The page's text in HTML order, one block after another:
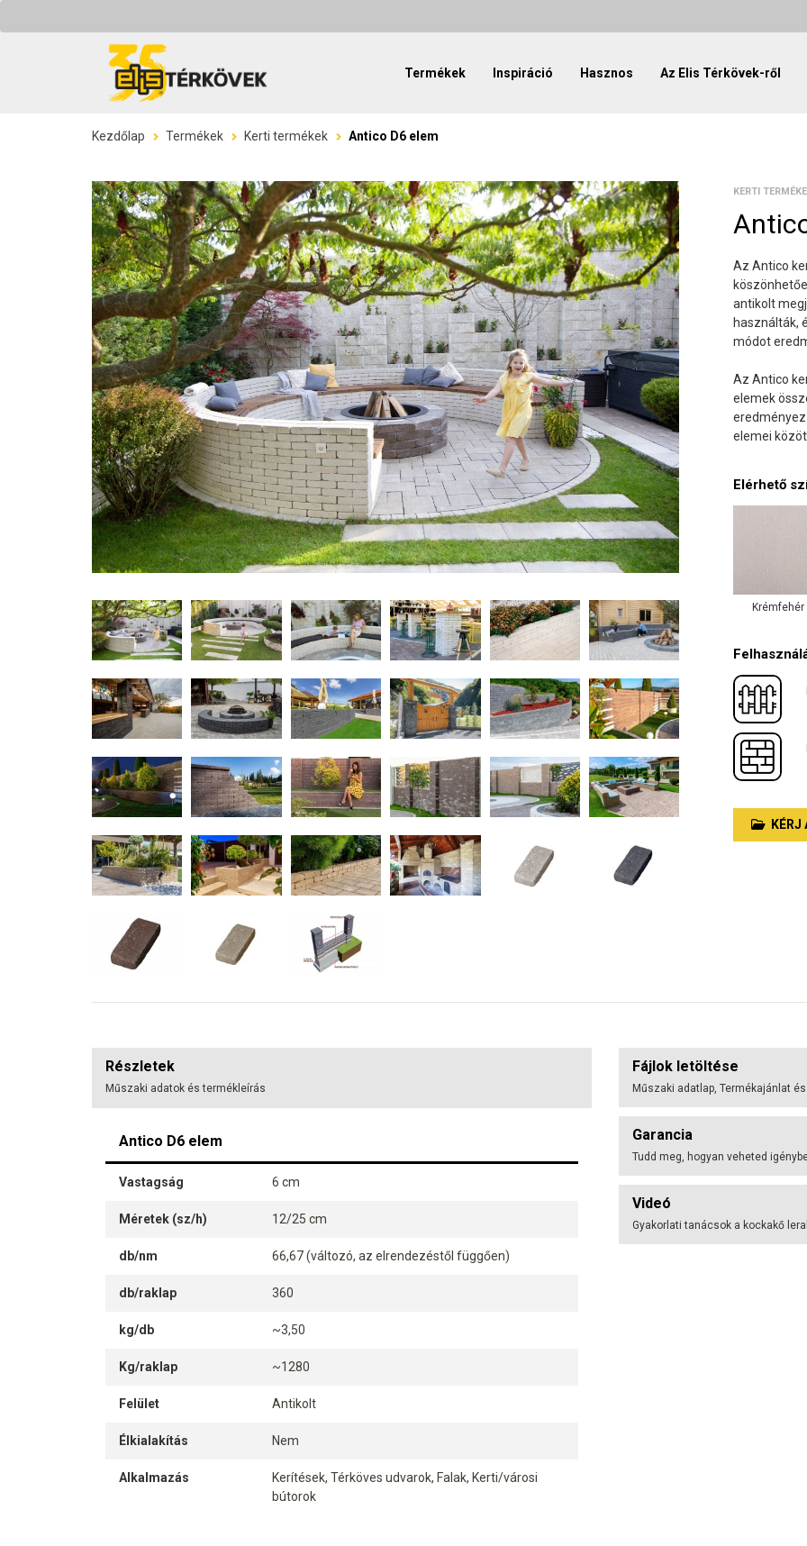
Termékek Inspiráció Hasznos Az Elis Térkövek-ről
Kezdőlap Termékek Kerti termékek Antico D6 elem
KERTI
Az Antico
antikolt
használták,
módot
Az Antico
elemek
elemei
Elérhető
Krémfehér
KÉRJ
Részletek
Műszaki adatok és termékleírás
Antico D6 elem
Vastagság 6 cm
Méretek (sz/h) 12/25 cm
db/nm 66,67 (változó, az elrendezéstől függően)
db/raklap 360
kg/db ~3,50
Kg/raklap ~1280
Felület Antikolt
Élkialakítás Nem
Alkalmazás
Kerítések, Térköves udvarok, Falak, Kerti/városi
bútorok
Fájlok letöltése
Műszaki adatlap, Termékajánlat
Garancia
Tudd meg, hogyan veheted
Videó
Gyakorlati tanácsok a kockakő